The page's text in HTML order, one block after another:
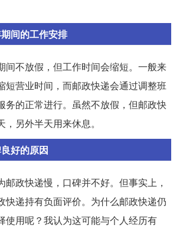
间的工作安排
间不放假，但工作时间会缩短。一般来
短营业时间，而邮政快递会通过调整班
务的正常进行。虽然不放假，但邮政快
另外半天用来休息。
好的原因
邮政快递慢，口碑并不好。但事实上，
快递持有负面评价。为什么邮政快递仍
使用呢？我认为这可能与个人经历有